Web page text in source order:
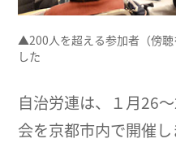
▲200人を超える参加者（傍
した
自治労連は、１月26
会を京都市内で開催